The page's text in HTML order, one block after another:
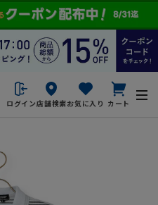
ログイン店舗検索お気に入り カート